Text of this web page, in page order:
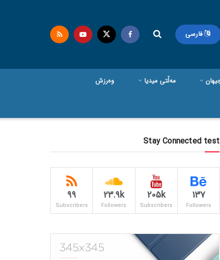
فارسی
مەڵتی میدیا وەرزش
Stay Connected test
137
Followers
205k
Subscribers
23.9k
Followers
99
Subscribers